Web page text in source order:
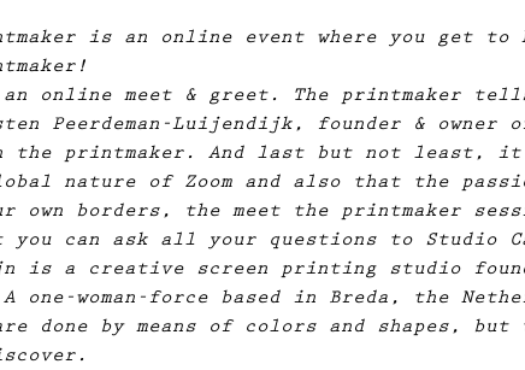
is an online event where you get to
online meet & greet. The printmaker
Peerdeman-Luijendijk, founder & owner
the printmaker. And last but not least,
nature of Zoom and also that the
own borders, the meet the printmaker
you can ask all your questions to Studio
is a creative screen printing studio
woman-force based in Breda, the
done by means of colors and shapes,